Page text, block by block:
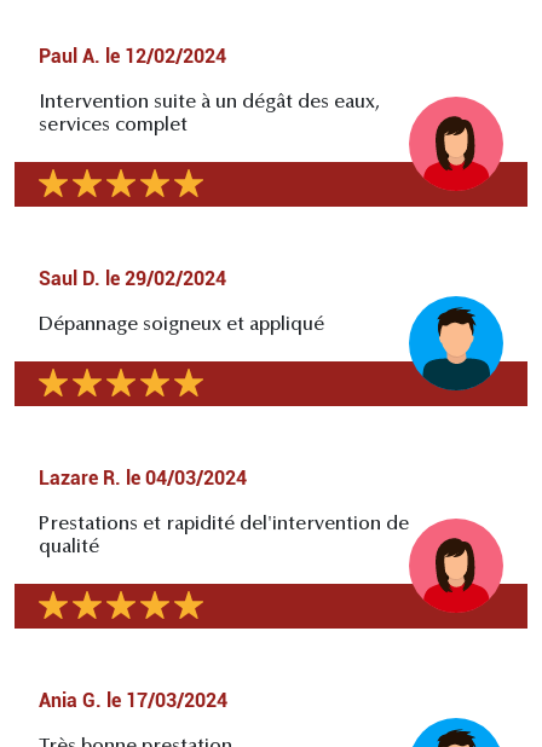
Paul A. le 12/02/2024
Intervention suite à un dégât des eaux,
services complet
Saul D. le 29/02/2024
Dépannage soigneux et appliqué
Lazare R. le 04/03/2024
Prestations et rapidité del'intervention de
qualité
Ania G. le 17/03/2024